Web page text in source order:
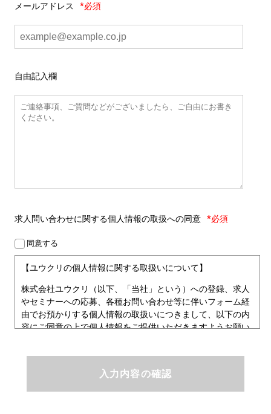
メールアドレス *必須
自由記入欄
求人問い合わせに関する個人情報の取扱への同意 *必須
同意する
【ユウクリの個人情報に関する取扱いについて】
株式会社ユウクリ（以下、「当社」という）への登録、求人
やセミナーへの応募、各種お問い合わせ等に伴いフォーム経
由でお預かりする個人情報の取扱いにつきまして、以下の内
容にご同意の上で個人情報をご提供いただきますようお願い
ユウクリにおける個人情報保護方針